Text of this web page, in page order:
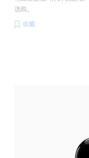
选购。
收藏